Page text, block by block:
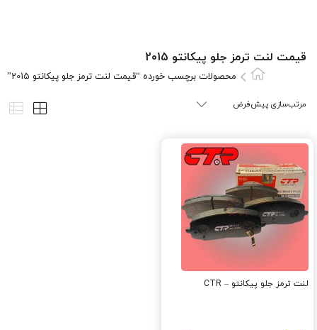
قیمت لنت ترمز جلو پیکانتو 2015
محصولات برچسب خورده “قیمت لنت ترمز جلو پیکانتو 2015”
لنت ترمز جلو پیکانتو – CTR